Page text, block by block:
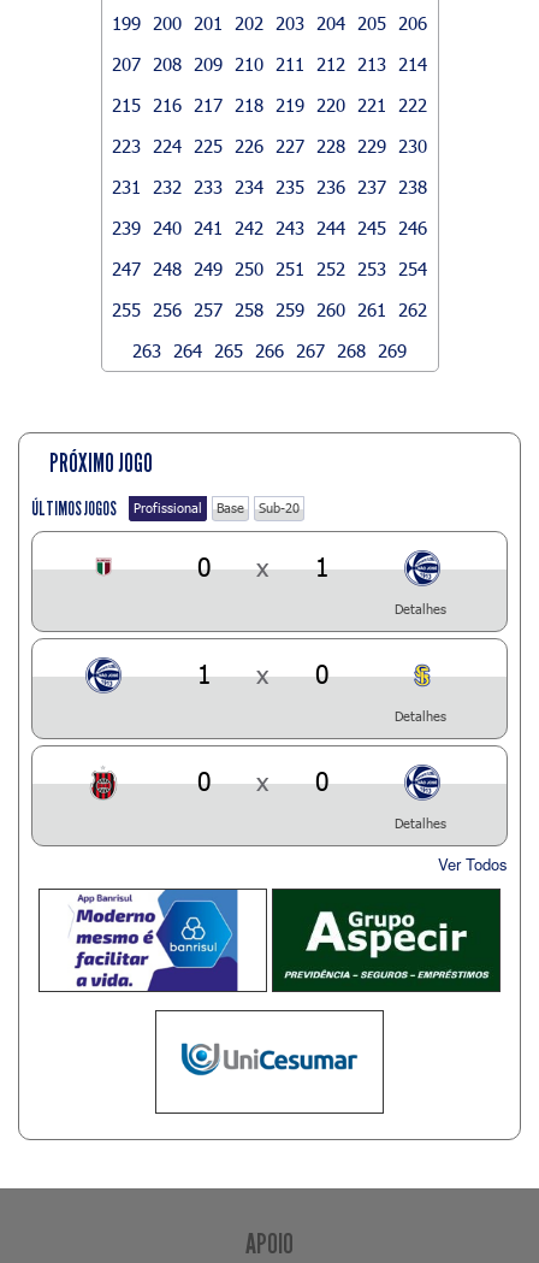
199
200 201 202 203 204 205
206
207
208 209 210 211 212 213
214
215
216 217 218 219 220 221
222
223
224 225 226 227 228 229
230
231
232 233 234 235 236 237
238
239
240 241 242 243 244 245
246
247
248 249 250 251 252 253
254
255
256 257 258 259 260 261
262
263
264 265 266 267 268 269
PRÓXIMO JOGO
ÚLTIMOS JOGOS Profissional Base Sub-20
0 x 1
Detalhes
1 x 0
Detalhes
0 x 0
Detalhes
Ver Todos
APOIO